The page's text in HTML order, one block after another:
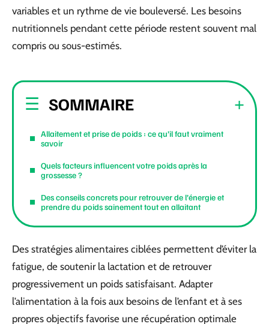
variables et un rythme de vie bouleversé. Les besoins
nutritionnels pendant cette période restent souvent mal
compris ou sous-estimés.
SOMMAIRE
Allaitement et prise de poids : ce qu’il faut vraiment
savoir
Quels facteurs influencent votre poids après la
grossesse ?
Des conseils concrets pour retrouver de l’énergie et
prendre du poids sainement tout en allaitant
Des stratégies alimentaires ciblées permettent d’éviter la
fatigue, de soutenir la lactation et de retrouver
progressivement un poids satisfaisant. Adapter
l’alimentation à la fois aux besoins de l’enfant et à ses
propres objectifs favorise une récupération optimale